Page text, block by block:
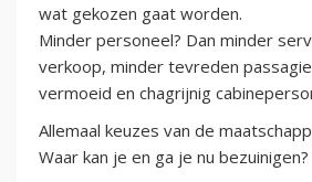
wat gekozen gaat worden.
Minder personeel? Dan minder
verkoop, minder tevreden
vermoeid en chagrijnig
Allemaal keuzes van de
Waar kan je en ga je nu bezuinigen?